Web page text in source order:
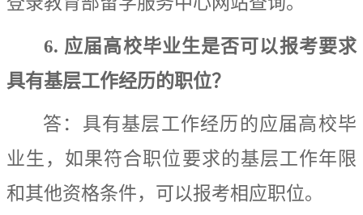
6. 应届高校毕业生是否可以报考要求
具有基层工作经历的职位？
答：具有基层工作经历的应届高校毕
业生，如果符合职位 要求的基层工作年限
和其他资格条件 ，可以报考相应职位。